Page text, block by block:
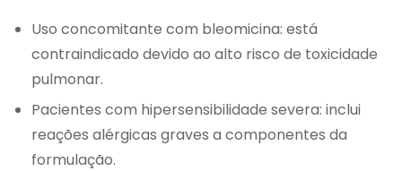
Uso concomitante com bleomicina: está
contraindicado devido ao alto risco de toxicidade
pulmonar.
Pacientes com hipersensibilidade severa: inclui
reações alérgicas graves a componentes da
formulação.